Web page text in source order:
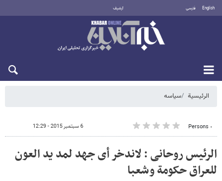
English فارسی أرشيف
الرئيسية سیاسه
٠ Persons 6 سبتمبر 2015 - 12:29
الرئیس روحانی : لاندخر أی جهد لمد ید العون
للعراق حکومة وشعبا